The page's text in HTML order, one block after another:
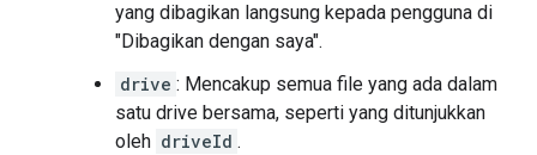
yang dibagikan langsung kepada pengguna di
"Dibagikan dengan saya".
drive : Mencakup semua file yang ada dalam
satu drive bersama, seperti yang ditunjukkan
oleh driveId .